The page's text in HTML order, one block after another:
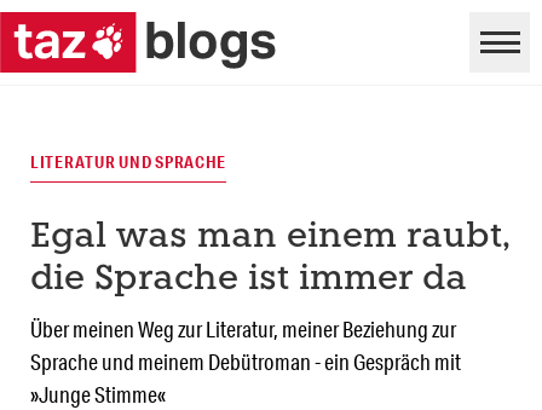
LITERATUR UND SPRACHE
Egal was man einem raubt,
die Sprache ist immer da
Über meinen Weg zur Literatur, meiner Beziehung zur
Sprache und meinem Debütroman - ein Gespräch mit
»Junge Stimme«